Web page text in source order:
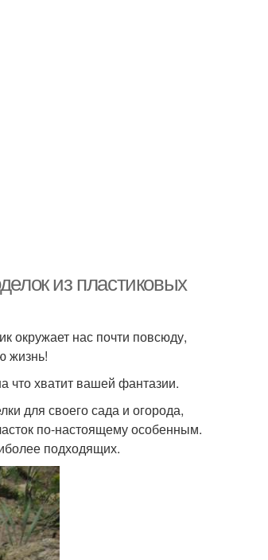
из пластиковых
окружает нас почти повсюду,
жизнь!
что хватит вашей фантазии.
для своего сада и огорода,
по-настоящему особенным.
подходящих.